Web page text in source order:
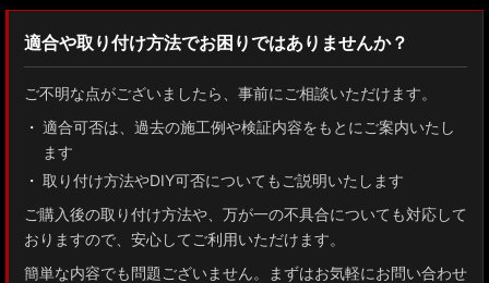
ZN8 GR86
GUN125 ハイラックス
AXUH80/85 MXUA80/85 ハリアー
ZSU60 ハリアー
適合や取り付け方法でお困りではありませんか？
ご不明な点がございましたら、事前にご相談いただけます。
適合可否は、過去の施工例や検証内容をもとにご案内いたし
ます
取り付け方法やDIY可否についてもご説明いたします
ご購入後の取り付け方法や、万が一の不具合についても対応して
おりますので、安心してご利用いただけます。
簡単な内容でも問題ございません。まずはお気軽にお問い合わせ